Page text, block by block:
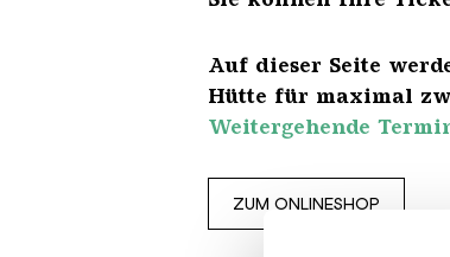
Auf dieser Seite
Hütte für maximal
Weitergehende
ZUM ONLINESHOP